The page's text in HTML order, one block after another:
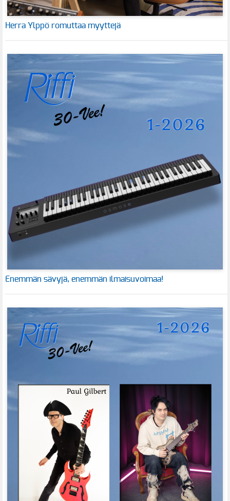
Herra Ylppö romuttaa myyttejä
Enemmän sävyjä, enemmän ilmaisuvoimaa!